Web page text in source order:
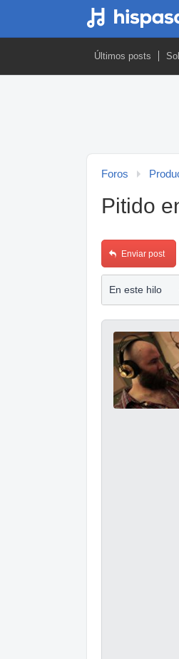
Últimos posts
Foros
Pitido
Enviar post